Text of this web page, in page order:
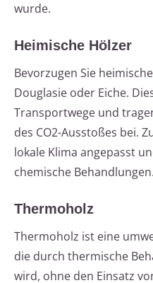
wurde.
Heimische Hölzer
Bevorzugen Sie
Douglasie oder Eiche.
Transportwege und
des CO2-Ausstoßes bei.
lokale Klima angepasst
chemische Behandlungen.
Thermoholz
Thermoholz ist eine
die durch thermische
wird, ohne den Einsatz